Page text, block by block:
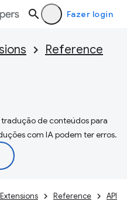
Fazer login
Reference
de conteúdos para
com IA podem ter erros.
Reference API